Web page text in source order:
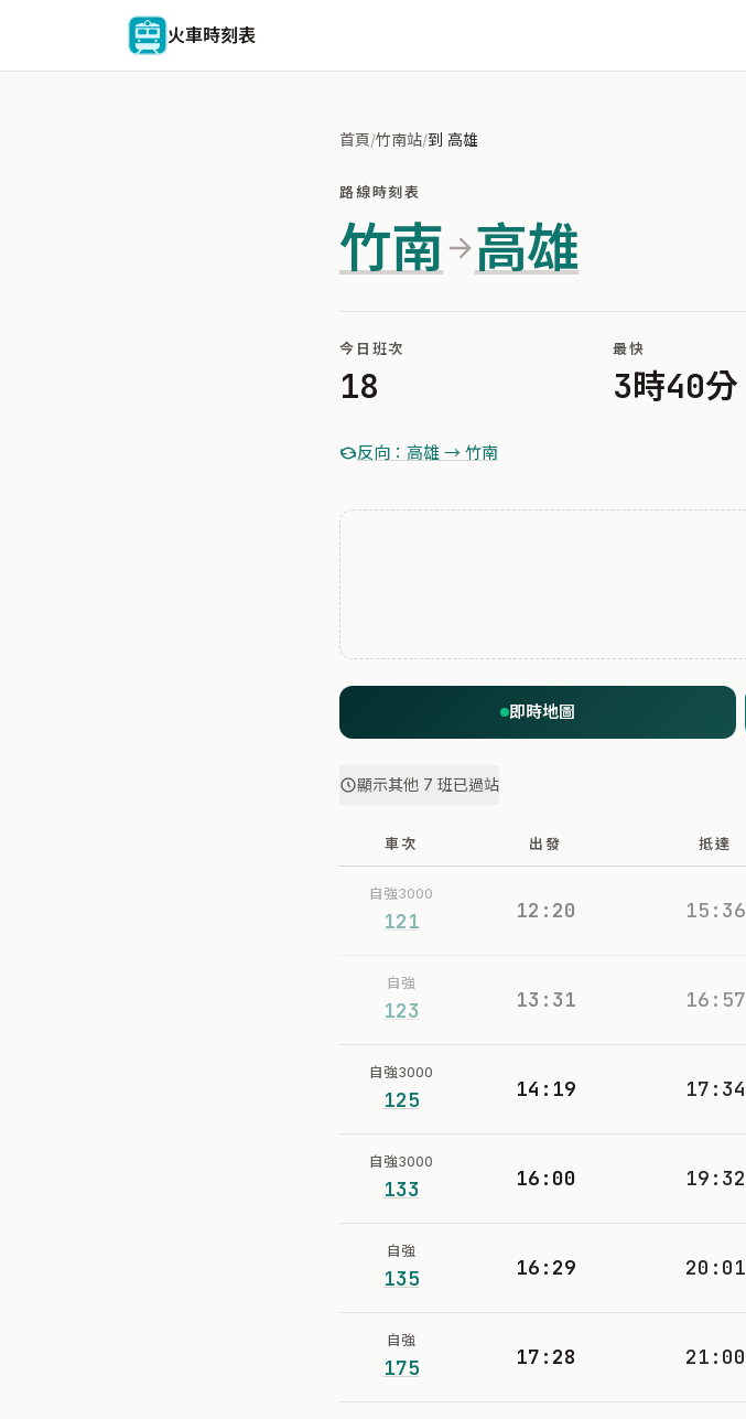
火車時刻表
首頁/竹南站/到 高雄
路線時刻表
竹南 高雄
今日班次
18
最快
3時40分
反向：高雄 → 竹南
即時地圖
顯示其他 7 班已過站
車次 出發 抵達
自強3000
121 12:20 15:36
自強
123 13:31 16:57
自強3000
125 14:19 17:34
自強3000
133 16:00 19:32
自強
135 16:29 20:01
自強
175 17:28 21:00